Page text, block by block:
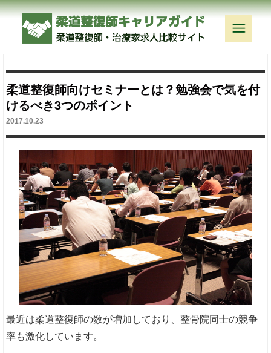
柔道整復師向けセミナーとは？勉強会で気を付
けるべき3つのポイント
2017.10.23
最近は柔道整復師の数が増加しており、整骨院同士の競争
率も激化しています。